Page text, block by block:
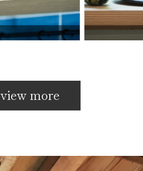
view more